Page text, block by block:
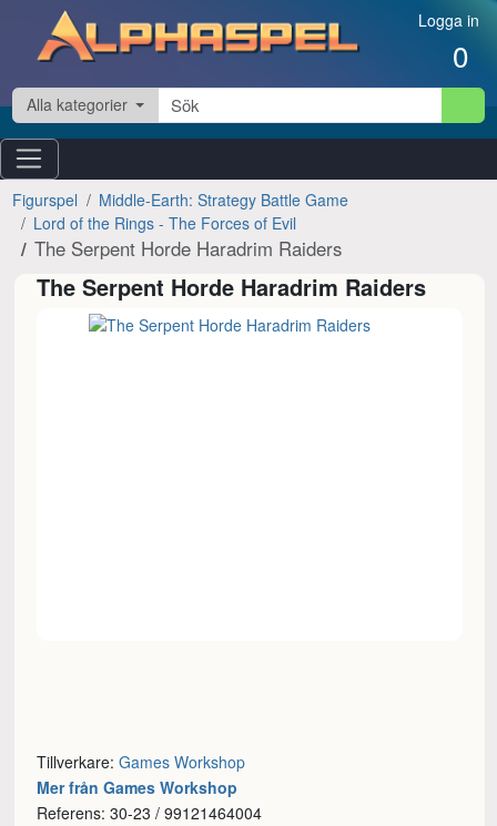
Hoppa till innehåll Logga in
0
Alla kategorier
Figurspel
Middle-Earth: Strategy Battle Game
Lord of the Rings - The Forces of Evil
The Serpent Horde Haradrim Raiders
The Serpent Horde Haradrim Raiders
Tillverkare:Games Workshop
Mer från Games Workshop
Referens: 30-23 / 99121464004